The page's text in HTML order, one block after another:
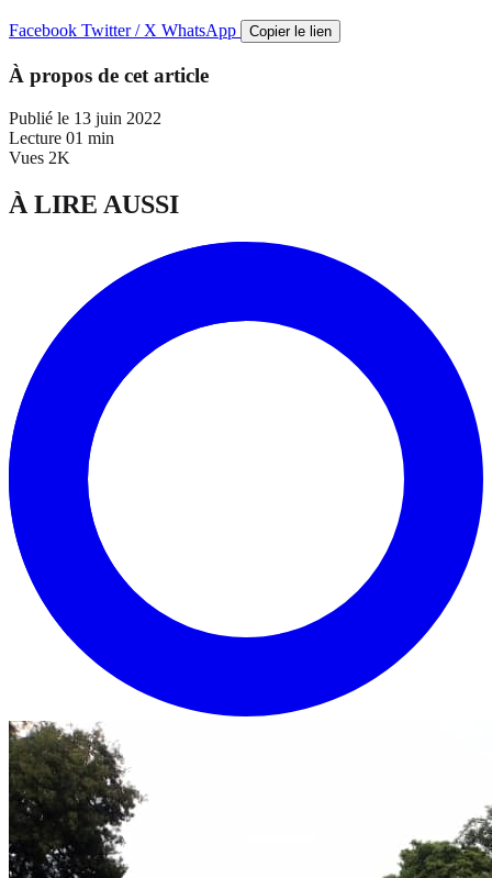
Facebook Twitter / X WhatsApp Copier le lien
À propos de cet article
Publié le 13 juin 2022
Lecture 01 min
Vues 2K
À LIRE AUSSI